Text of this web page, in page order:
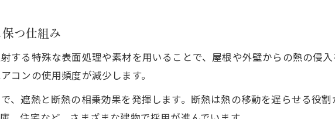
工事費用を抑える遮熱板金選びのポイント
遮熱板金の種類とコストパフォーマンス比較
遮熱工事で費用削減する賢い見積もりのコツ
遮熱板金選びで失敗しないポイントを解説
つ仕組み
する特殊な表面処理や素材を用いることで、屋根や外壁からの熱の侵
コンの使用頻度が減少します。
、遮熱と断熱の相乗効果を発揮します。断熱は熱の移動を遅らせる役